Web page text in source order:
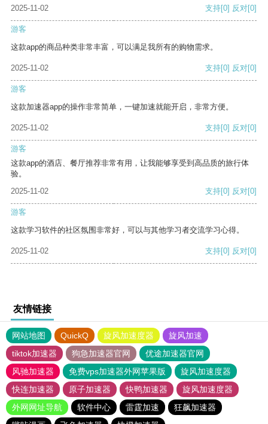
2025-11-02 支持[0] 反对[0]
游客
这款app的商品种类非常丰富，可以满足我所有的购物需求。
2025-11-02 支持[0] 反对[0]
游客
这款加速器app的操作非常简单，一键加速就能开启，非常方便。
2025-11-02 支持[0] 反对[0]
游客
这款app的酒店、餐厅推荐非常有用，让我能够享受到高品质的旅行体
验。
2025-11-02
支持[0] 反对[0]
游客
这款学习软件的社区氛围非常好，可以与其他学习者交流学习心得。
2025-11-02 支持[0] 反对[0]
友情链接
网站地图 QuickQ 旋风加速度器
旋风加速
tiktok加速器
狗急加速器官网
优途加速器官网
风驰加速器
免费vps加速器外网苹果版
旋风加速度器
快连加速器
原子加速器 快鸭加速器
旋风加速度器
外网网址导航
软件中心 雷霆加速
狂飙加速器